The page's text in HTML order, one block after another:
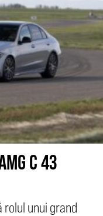
C 43
rolul unui grand